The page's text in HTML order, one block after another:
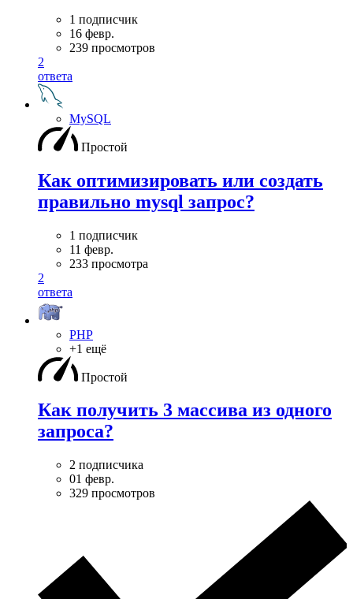
1 подписчик
16 февр.
239 просмотров
2
ответа
MySQL
Простой
Как оптимизировать или создать
правильно mysql запрос?
1 подписчик
11 февр.
233 просмотра
2
ответа
PHP
+1 ещё
Простой
Как получить 3 массива из одного
запроса?
2 подписчика
01 февр.
329 просмотров